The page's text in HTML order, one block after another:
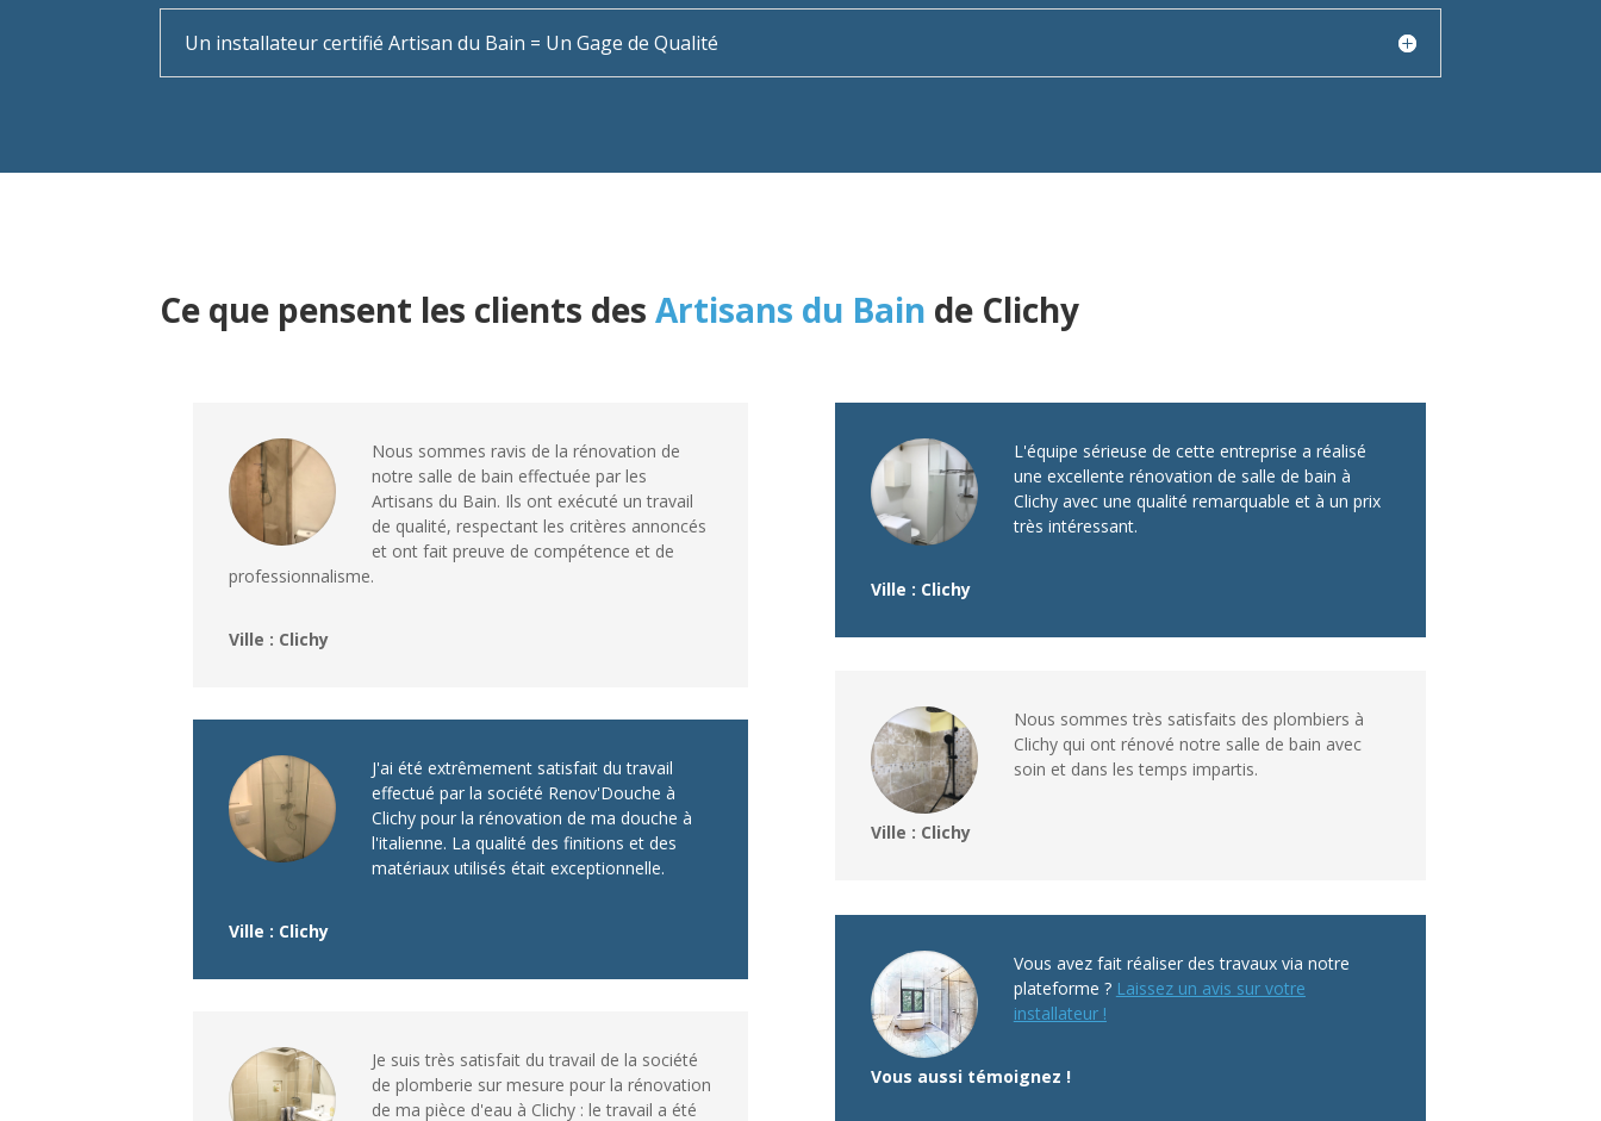
Un installateur certifié Artisan du Bain = Un Gage de Qualité
Ce que pensent les clients desArtisans du Bain de Clichy
Nous sommes ravis de la rénovation de
notre salle de bain effectuée par les
Artisans du Bain. Ils ont exécuté un travail
de qualité, respectant les critères annoncés
et ont fait preuve de compétence et de
professionnalisme.
Ville : Clichy
J'ai été extrêmement satisfait du travail
effectué par la société Renov'Douche à
Clichy pour la rénovation de ma douche à
l'italienne. La qualité des finitions et des
matériaux utilisés était exceptionnelle.
Ville : Clichy
Je suis très satisfait du travail de la société
de plomberie sur mesure pour la rénovation
de ma pièce d'eau à Clichy : le travail a été
L'équipe sérieuse de cette entreprise a réalisé
une excellente rénovation de salle de bain à
Clichy avec une qualité remarquable et à un prix
très intéressant.
Ville : Clichy
Nous sommes très satisfaits des plombiers à
Clichy qui ont rénové notre salle de bain avec
soin et dans les temps impartis.
Ville : Clichy
Vous avez fait réaliser des travaux via notre
plateforme ? Laissez un avis sur votre
installateur !
Vous aussi témoignez !